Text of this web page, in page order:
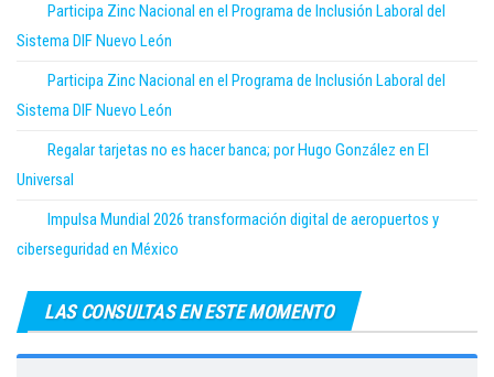
Participa Zinc Nacional en el Programa de Inclusión Laboral del
Sistema DIF Nuevo León
Participa Zinc Nacional en el Programa de Inclusión Laboral del
Sistema DIF Nuevo León
Regalar tarjetas no es hacer banca; por Hugo González en El
Universal
Impulsa Mundial 2026 transformación digital de aeropuertos y
ciberseguridad en México
LAS CONSULTAS EN ESTE MOMENTO